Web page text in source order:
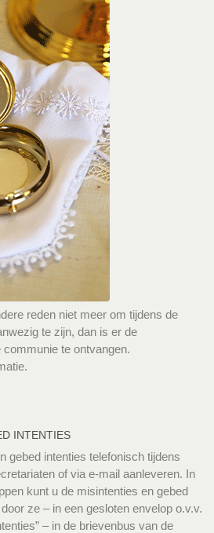
reden niet meer om tijdens de
te zijn, dan is er de
te ontvangen.
INTENTIES
gebed intenties telefonisch tijdens
of via e-mail aanleveren. In
kunt u de misintenties en gebed
ze – in een gesloten envelop o.v.v.
– in de brievenbus van de